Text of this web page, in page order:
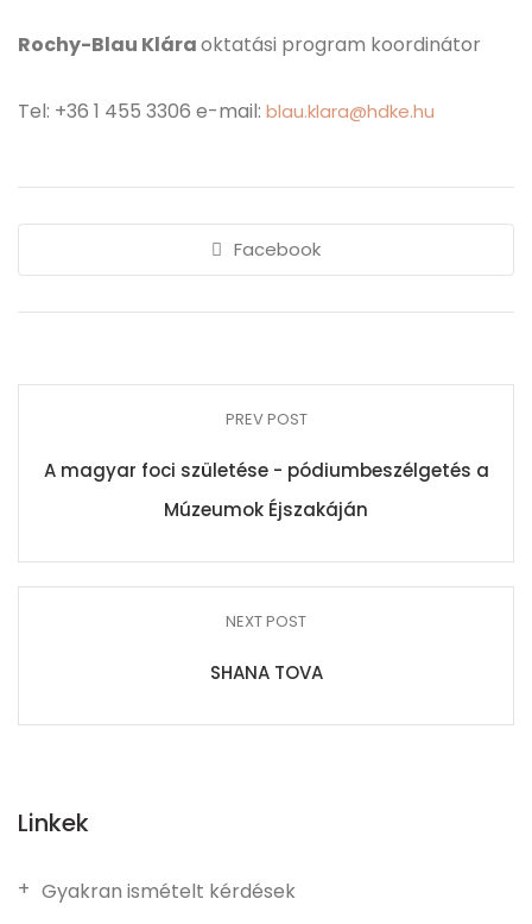
Rochy-Blau Kláraoktatási program koordinátor
Tel: +36 1 455 3306 e-mail: blau.klara@hdke.hu
Facebook
PREV POST
A magyar foci születése - pódiumbeszélgetés a
Múzeumok Éjszakáján
NEXT POST
SHANA TOVA
Linkek
Gyakran ismételt kérdések